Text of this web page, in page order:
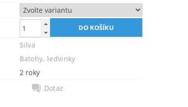
Silva
Batohy, ledvinky
2 roky
Dotaz